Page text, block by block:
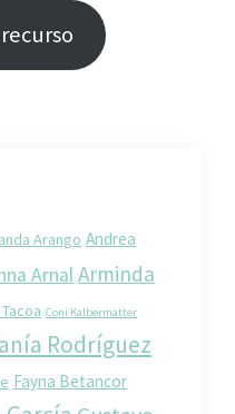
Arango Andrea
ArnalArminda
Coni Kalbermatter
Rodríguez
Fayna Betancor